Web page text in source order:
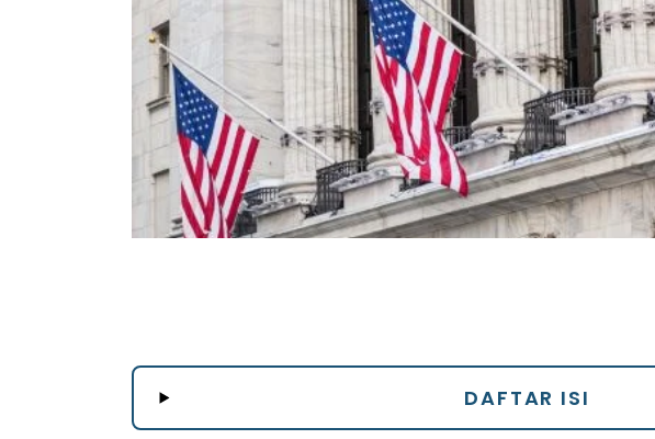
DAFTAR ISI